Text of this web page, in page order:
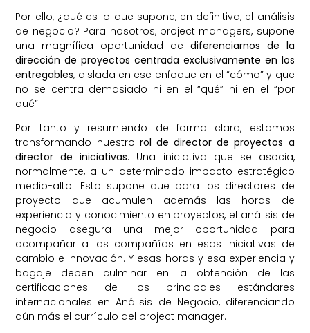
Por ello, ¿qué es lo que supone, en definitiva, el análisis
de negocio? Para nosotros, project managers, supone
una magnífica oportunidad de diferenciarnos de la
dirección de proyectos centrada exclusivamente en los
entregables, aislada en ese enfoque en el “cómo” y que
no se centra demasiado ni en el “qué” ni en el “por
qué”.
Por tanto y resumiendo de forma clara, estamos
transformando nuestro rol de director de proyectos a
director de iniciativas. Una iniciativa que se asocia,
normalmente, a un determinado impacto estratégico
medio-alto. Esto supone que para los directores de
proyecto que acumulen además las horas de
experiencia y conocimiento en proyectos, el análisis de
negocio asegura una mejor oportunidad para
acompañar a las compañías en esas iniciativas de
cambio e innovación. Y esas horas y esa experiencia y
bagaje deben culminar en la obtención de las
certificaciones de los principales estándares
internacionales en Análisis de Negocio, diferenciando
aún más el currículo del project manager.